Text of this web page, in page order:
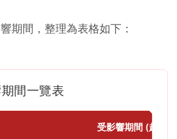
期間，整理為表格如下：
間一覽表
受影響期間 (起日)